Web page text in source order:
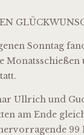
Sonntag
Monatsschießen
Ullrich und
am Ende
99